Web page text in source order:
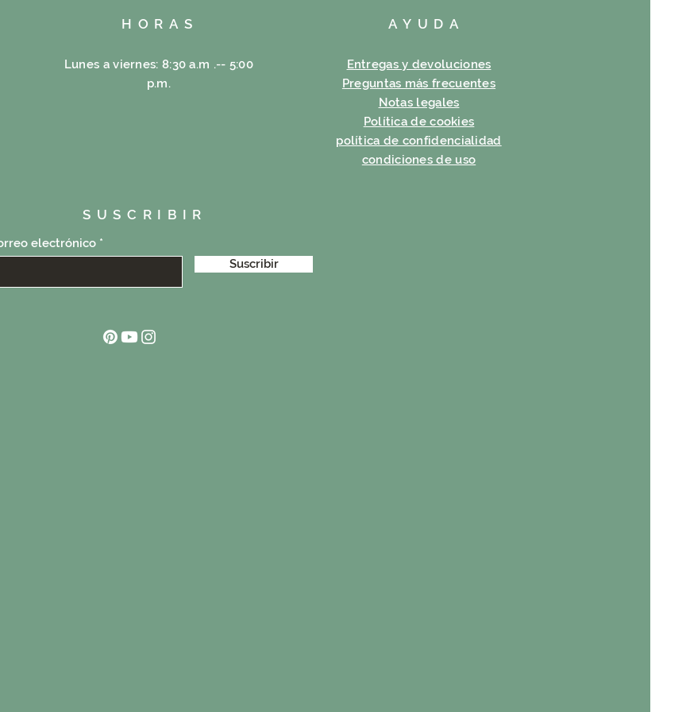
HORAS
Lunes a viernes: 8:30 a.m .-- 5:00
p.m.
AYUDA
Entregas y devoluciones
Preguntas más frecuentes
Notas legales
Política de cookies
política de confidencialidad
condiciones de uso
SUSCRIBIR
electrónico
Suscribir